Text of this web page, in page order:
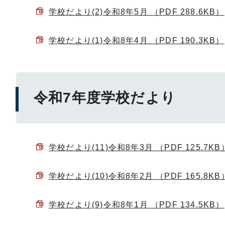
学校だより(2)令和8年5月 （PDF 288.6KB）
学校だより(1)令和8年4月 （PDF 190.3KB）
令和7年度学校だより
学校だより(11)令和8年3月 （PDF 125.7KB
学校だより(10)令和8年2月 （PDF 165.8KB
学校だより(9)令和8年1月 （PDF 134.5KB）